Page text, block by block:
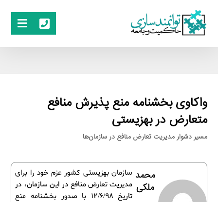
واکاوی بخشنامه منع پذیرش منافع
متعارض در بهزیستی
مسیر دشوار مدیریت تعارض منافع در سازمان‌ها
سازمان بهزیستی کشور عزم خود را برای
مدیریت تعارض منافع در این سازمان، در
تاریخ 12/6/98 با صدور بخشنامه منع
محمد
ملکی